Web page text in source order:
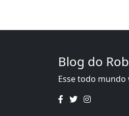
Blog do
Esse todo mundo